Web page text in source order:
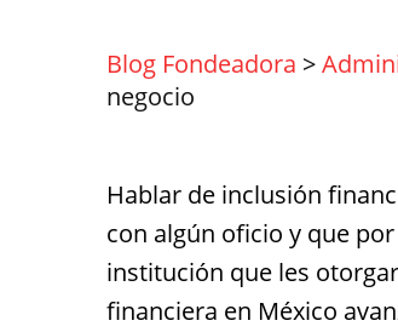
Blog Fondeadora >
negocio
Hablar de inclusión
con algún oficio y que
institución que les
financiera en México